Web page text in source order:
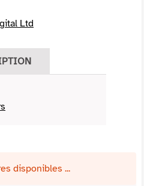
Ltd
disponibles ...